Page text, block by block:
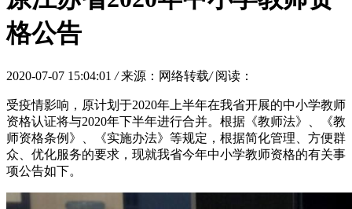
格公告
2020-07-07 15:04:01 / 来源：网络转载/ 阅读：
受疫情影响，原计划于2020年上半年在我省开展的中小学教师
资格认证将与2020年下半年进行合并。根据《教师法》、《教
师资格条例》、《实施办法》等规定，根据简化管理、方便群
众、优化服务的要求，现就我省今年中小学教师资格的有关事
项公告如下。